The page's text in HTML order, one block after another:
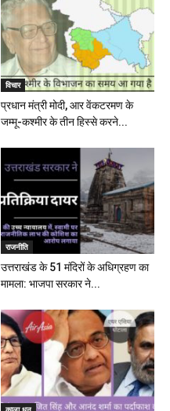
विचार
प्रधान मंत्री मोदी, आर वेंकटरमण के
जम्मू-कश्मीर के तीन हिस्से करने...
राजनीति
उत्तराखंड के 51 मंदिरों के अधिग्रहण का
मामला: भाजपा सरकार ने...